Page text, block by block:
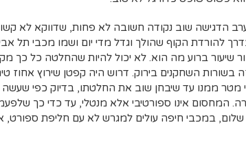
הדגישה שוב נקודה חשובה לא פחות, שדווקא לא
להורדת הקוף שהולך וגדל מדי יום ושמו מכבי תל
שיעור ברוע מה הוא. לא יכול להיות שהחלטה כל כך
השחקנים בירוק. דרוש היה קפטן שירוץ אחוז
מטר ממנו עד שיבחן שוב את החלטתו, בדיוק כפי שעשה
המחסום אינו ספורטיבי אלא מנטלי, עד כדי כך
שלום, במכבי חיפה עולים למגרש לא עם חליפת ספורט,